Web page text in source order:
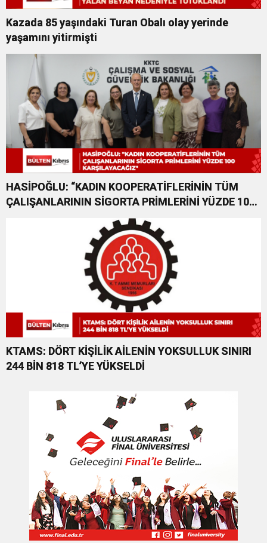
Kazada 85 yaşındaki Turan Obalı olay yerinde
yaşamını yitirmişti
HASİPOĞLU: “KADIN KOOPERATİFLERİNİN TÜM
ÇALIŞANLARININ SİGORTA PRİMLERİNİ YÜZDE 100
KTAMS: DÖRT KİŞİLİK AİLENİN YOKSULLUK SINIRI
244 BİN 818 TL’YE YÜKSELDİ